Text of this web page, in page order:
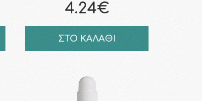
4.24€
ΣΤΟ ΚΑΛΑΘΙ